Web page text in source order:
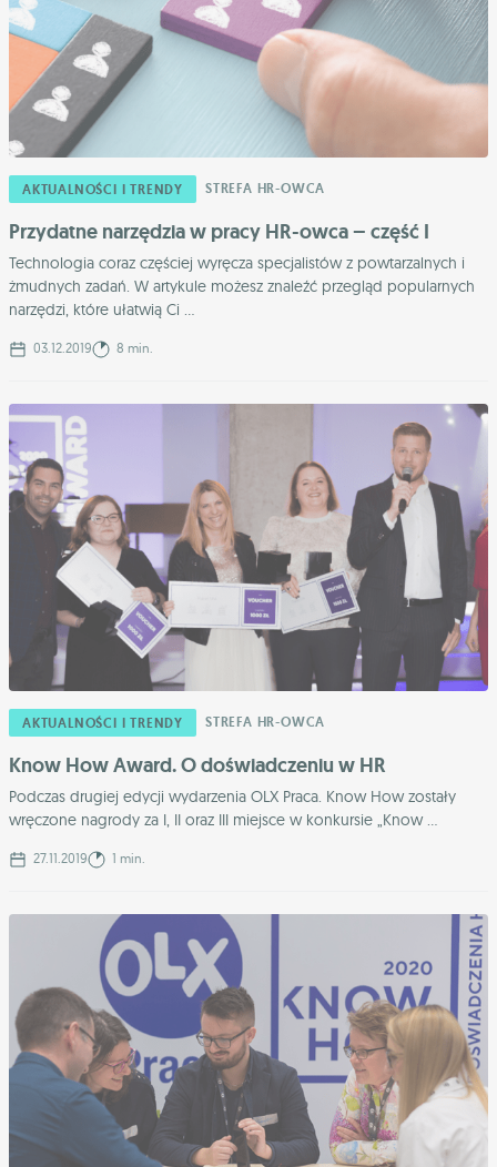
AKTUALNOŚCI I TRENDY STREFA HR-OWCA
Przydatne narzędzia w pracy HR-owca – część I
Technologia coraz częściej wyręcza specjalistów z powtarzalnych i
żmudnych zadań. W artykule możesz znaleźć przegląd popularnych
narzędzi, które ułatwią Ci ...
03.12.2019 8 min.
AKTUALNOŚCI I TRENDY STREFA HR-OWCA
Know How Award. O doświadczeniu w HR
Podczas drugiej edycji wydarzenia OLX Praca. Know How zostały
wręczone nagrody za I, II oraz III miejsce w konkursie „Know ...
27.11.2019 1 min.